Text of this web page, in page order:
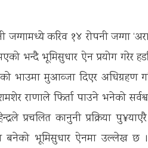
करिव १४ रोपनी जग्गा
भन्दै भूमिसुधार ऐन प्रयोग गरेर
भाउमा मुआव्जा दिएर अधिग्रहण
राणाले फिर्ता पाउने भनेको
प्रचलित कानुनी प्रक्रिया
बनेको भूमिसुधार ऐनमा उल्लेख